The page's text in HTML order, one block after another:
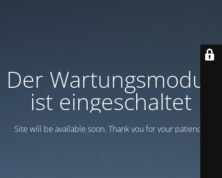
Der Wartungsmodus
ist eingeschaltet
Site will be available soon. Thank you for your patience!